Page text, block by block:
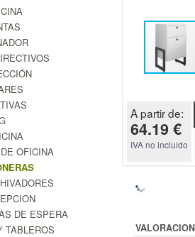
OFICINA
DE ESPERA
TABLEROS
A partir de:
64.19 €
IVA no incluido